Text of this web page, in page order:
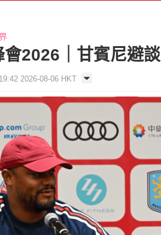
會2026｜甘賓尼避
2026-08-06 HKT